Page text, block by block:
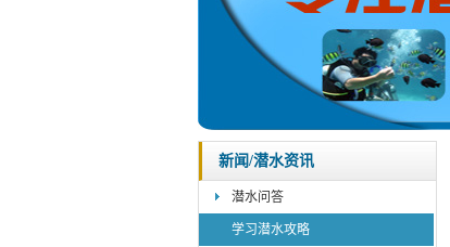
新闻/潜水资讯
潜水问答
学习潜水攻略